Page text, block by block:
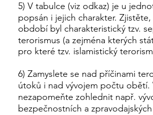
5) V tabulce (viz odkaz) je u
popsán i jejich charakter.
období byl charakteristický tzv.
terorismus (a zejména kterých
pro které tzv. islamistický
6) Zamyslete se nad příčinami
útoků i nad vývojem počtu obětí.
nezapomeňte zohlednit např.
bezpečnostních a